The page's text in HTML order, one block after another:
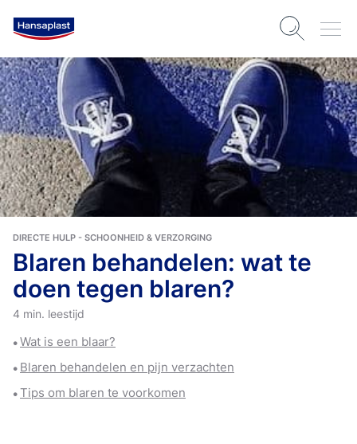
DIRECTE HULP - SCHOONHEID & VERZORGING
Blaren behandelen: wat te
doen tegen blaren?
4 min. leestijd
Wat is een blaar?
Blaren behandelen en pijn verzachten
Tips om blaren te voorkomen